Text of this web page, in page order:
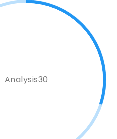
Analysis30